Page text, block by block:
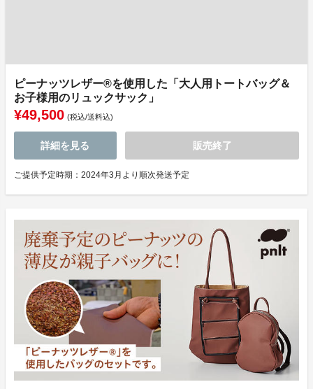
ピーナッツレザー®を使用した「大人用トートバッグ＆
お子様用のリュックサック」
¥49,500 (税込/送料込)
詳細を見る 販売終了
ご提供予定時期：2024年3月より順次発送予定